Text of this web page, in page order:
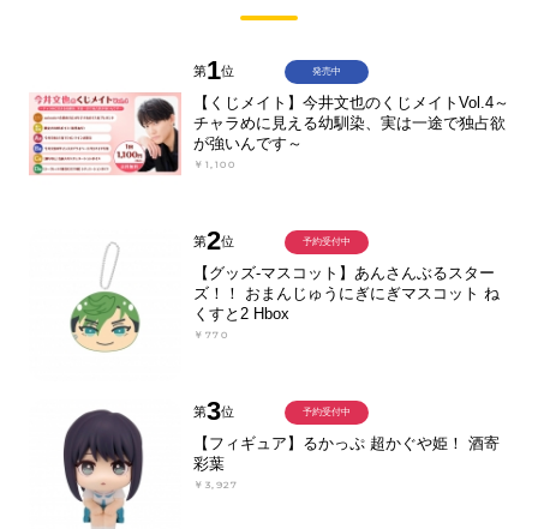
第1位
【くじメイト】今井文也のくじメイトVol.4～
チャラめに見える幼馴染、実は一途で独占欲
が強いんです～
￥1,100
発売中
第2位
【グッズ-マスコット】あんさんぶるスター
ズ！！ おまんじゅうにぎにぎマスコット ね
くすと2 Hbox
￥770
予約受付中
第3位
【フィギュア】るかっぷ 超かぐや姫！ 酒寄
彩葉
￥3,927
予約受付中